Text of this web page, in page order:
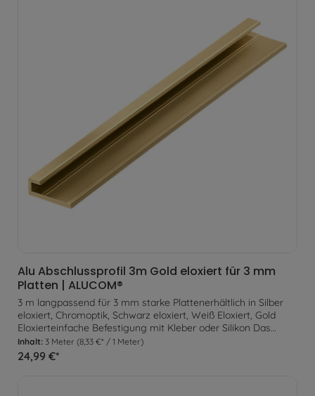
Alu Abschlussprofil 3m Gold eloxiert für 3 mm
Platten | ALUCOM®
3 m langpassend für 3 mm starke Plattenerhältlich in Silber
eloxiert, Chromoptik, Schwarz eloxiert, Weiß Eloxiert, Gold
Eloxierteinfache Befestigung mit Kleber oder Silikon Das
Abschlussprofil eignet sich optimal um an einsehbaren
Plattenenden ein gleichmäßigen Abschluss zu erzeugen. Zur
Inhalt: 3 Meter (8,33 €* / 1 Meter)
24,99 €*